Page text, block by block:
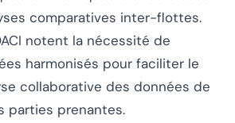
comparatives inter-flottes.
notent la nécessité de
harmonisés pour faciliter le
collaborative des données de
parties prenantes.